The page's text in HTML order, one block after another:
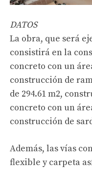
DATOS
La obra, que será
consistirá en la
concreto con un
construcción de
de 294.61 m2,
concreto con un
construcción de
Además, las vías
flexible y carpeta